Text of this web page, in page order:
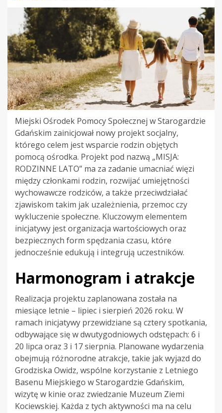
Miejski Ośrodek Pomocy Społecznej w Starogardzie
Gdańskim zainicjował nowy projekt socjalny,
którego celem jest wsparcie rodzin objętych
pomocą ośrodka. Projekt pod nazwą „MISJA:
RODZINNE LATO” ma za zadanie umacniać więzi
między członkami rodzin, rozwijać umiejętności
wychowawcze rodziców, a także przeciwdziałać
zjawiskom takim jak uzależnienia, przemoc czy
wykluczenie społeczne. Kluczowym elementem
inicjatywy jest organizacja wartościowych oraz
bezpiecznych form spędzania czasu, które
jednocześnie edukują i integrują uczestników.
Harmonogram i atrakcje
Realizacja projektu zaplanowana została na
miesiące letnie – lipiec i sierpień 2026 roku. W
ramach inicjatywy przewidziane są cztery spotkania,
odbywające się w dwutygodniowych odstępach: 6 i
20 lipca oraz 3 i 17 sierpnia. Planowane wydarzenia
obejmują różnorodne atrakcje, takie jak wyjazd do
Grodziska Owidz, wspólne korzystanie z Letniego
Basenu Miejskiego w Starogardzie Gdańskim,
wizytę w kinie oraz zwiedzanie Muzeum Ziemi
Kociewskiej. Każda z tych aktywności ma na celu